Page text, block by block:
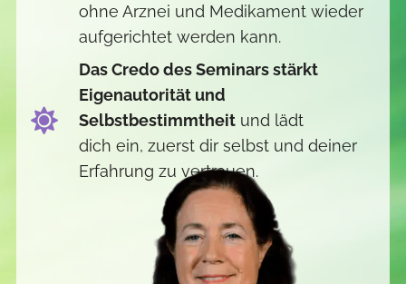
ohne Arznei und Medikament wieder
aufgerichtet werden kann.
Das Credo des Seminars stärkt
Eigenautorität und
Selbstbestimmtheitund lädt
dich ein, zuerst dir selbst und deiner
Erfahrung zu vertrauen.